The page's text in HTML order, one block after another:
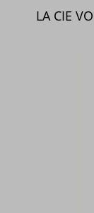
LA CIE